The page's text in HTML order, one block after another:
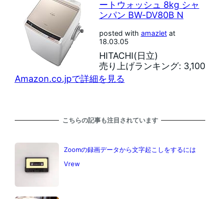
ートウォッシュ 8kg シャ
ンパン BW-DV80B N
posted with amazletat
18.03.05
HITACHI(日立)
売り上げランキング: 3,100
Amazon.co.jpで詳細を見る
こちらの記事も注目されています
Zoomの録画データから文字起こしをするには
Vrew